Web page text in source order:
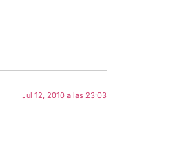
Jul 12, 2010 a las 23:03